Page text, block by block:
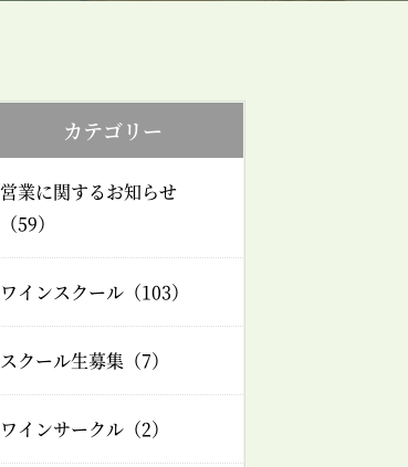
カテゴリー
営業に関するお知らせ
（59）
ワインスクール（103）
スクール生募集（7）
ワインサークル（2）